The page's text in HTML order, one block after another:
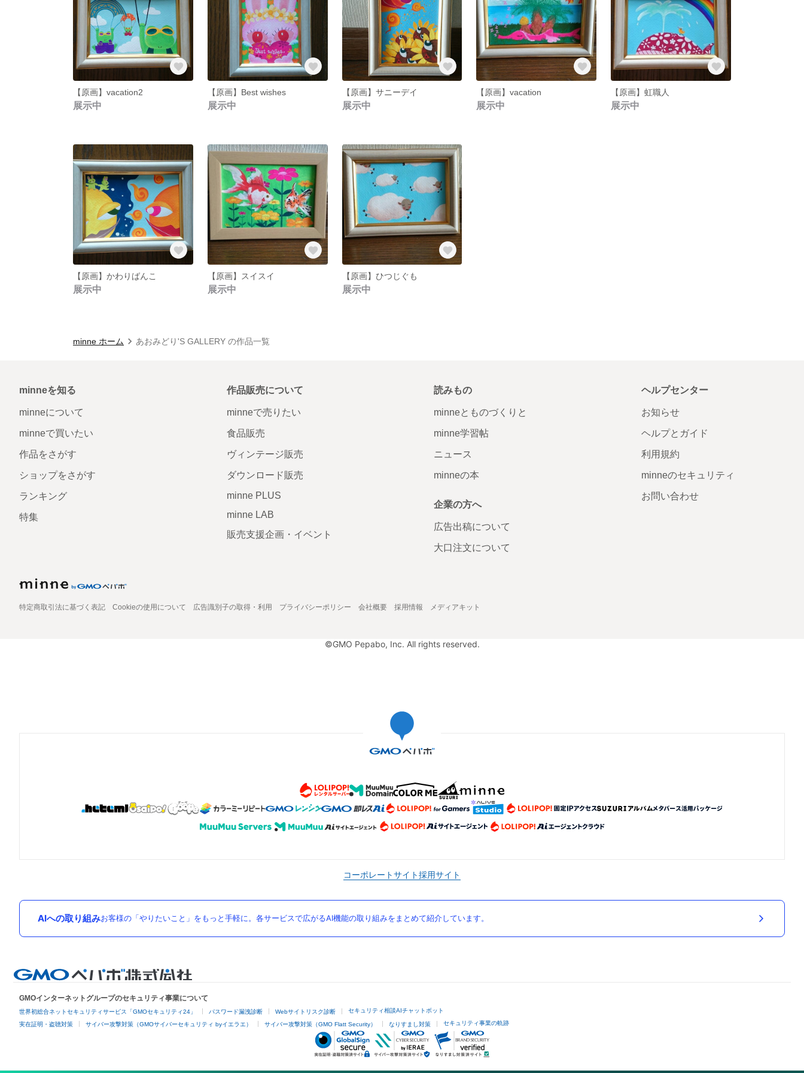
【原画】vacation2
展示中
【原画】Best wishes
展示中
【原画】サニーデイ
展示中
【原画】vacation
展示中
【原画】虹職人
展示中
【原画】かわりばんこ
展示中
【原画】スイスイ
展示中
【原画】ひつじぐも
展示中
minne ホーム あおみどり'S GALLERY の作品一覧
minneを知る
minneについて
minneで買いたい
作品をさがす
ショップをさがす
ランキング
特集
作品販売について
minneで売りたい
食品販売
ヴィンテージ販売
ダウンロード販売
minne PLUS
minne LAB
販売支援企画・イベント
読みもの
minneとものづくりと
minne学習帖
ニュース
minneの本
企業の方へ
広告出稿について
大口注文について
ヘルプセンター
お知らせ
ヘルプとガイド
利用規約
minneのセキュリティ
お問い合わせ
特定商取引法に基づく表記 Cookieの使用について 広告識別子の取得・利用 プライバシーポリシー 会社概要 採用情報 メディアキット
©GMO Pepabo, Inc. All rights reserved.
コーポレートサイト採用サイト
AIへの取り組みお客様の「やりたいこと」をもっと手軽に。各サービスで広がるAI機能の取り組みをまとめて紹介しています。
GMOインターネットグループのセキュリティ事業について
世界初総合ネットセキュリティサービス「GMOセキュリティ24」 パスワード漏洩診断 Webサイトリスク診断 セキュリティ相談AIチャットボット
実在証明・盗聴対策 サイバー攻撃対策（GMOサイバーセキュリティ byイエラエ） サイバー攻撃対策（GMO Flatt Security） なりすまし対策 セキュリティ事業の軌跡